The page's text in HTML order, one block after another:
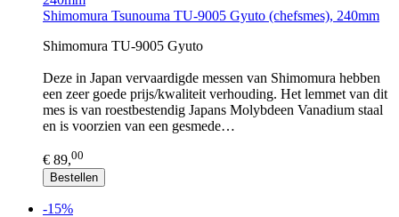
Shimomura Tsunouma TU-9005 Gyuto (chefsmes), 240mm
Shimomura TU-9005 Gyuto
Deze in Japan vervaardigde messen van Shimomura hebben
een zeer goede prijs/kwaliteit verhouding. Het lemmet van dit
mes is van roestbestendig Japans Molybdeen Vanadium staal
en is voorzien van een gesmede…
€ 89,00
Bestellen
-15%